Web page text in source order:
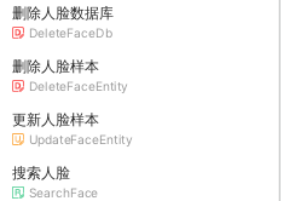
删除人脸数据库
DeleteFaceDb
删除人脸样本
DeleteFaceEntity
更新人脸样本
UpdateFaceEntity
搜索人脸
SearchFace